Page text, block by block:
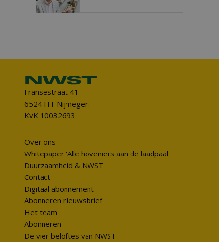
Fransestraat 41
6524 HT Nijmegen
KvK 10032693
Over ons
Whitepaper 'Alle hoveniers aan de laadpaal'
Duurzaamheid & NWST
Contact
Digitaal abonnement
Abonneren nieuwsbrief
Het team
Abonneren
De vier beloftes van NWST